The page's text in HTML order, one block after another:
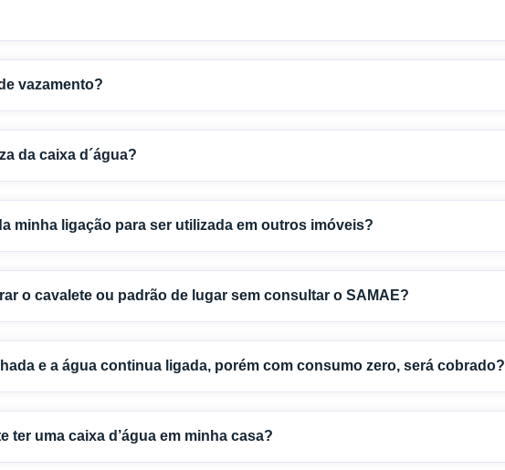
vazamento?
da caixa d´água?
minha ligação para ser utilizada em outros imóveis?
o cavalete ou padrão de lugar sem consultar o SAMAE?
e a água continua ligada, porém com consumo zero, será cobrado?
ter uma caixa d’água em minha casa?